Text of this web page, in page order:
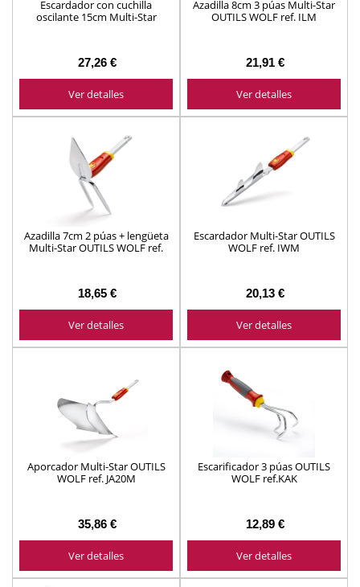
Escardador con cuchilla
oscilante 15cm Multi-Star
27,26 €
Ver detalles
Azadilla 8cm 3 púas Multi-Star
OUTILS WOLF ref. ILM
21,91 €
Ver detalles
Azadilla 7cm 2 púas + lengüeta
Multi-Star OUTILS WOLF ref.
18,65 €
Ver detalles
Escardador Multi-Star OUTILS
WOLF ref. IWM
20,13 €
Ver detalles
Aporcador Multi-Star OUTILS
WOLF ref. JA20M
35,86 €
Ver detalles
Escarificador 3 púas OUTILS
WOLF ref.KAK
12,89 €
Ver detalles